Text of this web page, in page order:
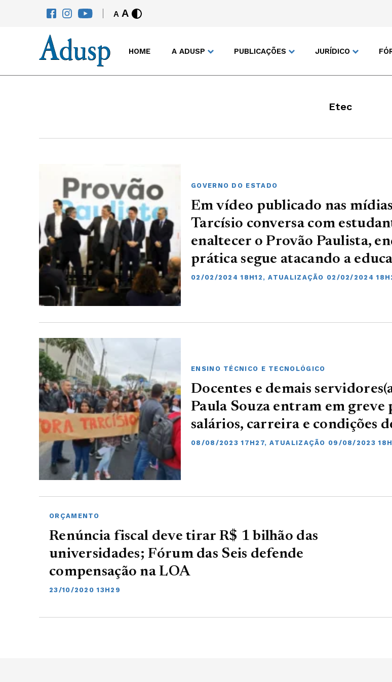
A A
HOME A ADUSP PUBLICAÇÕES JURÍDICO
Etec
GOVERNO DO ESTADO
Em vídeo publicado nas
Tarcísio conversa com
enaltecer o Provão Paulista,
prática segue atacando a
02/02/2024 18H12, ATUALIZAÇÃO 02/02/2024
ENSINO TÉCNICO E TECNOLÓGICO
Docentes e demais
Paula Souza entram em greve
salários, carreira e condições
08/08/2023 17H27, ATUALIZAÇÃO 09/08/2023
ORÇAMENTO
Renúncia fiscal deve tirar R$ 1 bilhão das
universidades; Fórum das Seis defende
compensação na LOA
23/10/2020 13H29